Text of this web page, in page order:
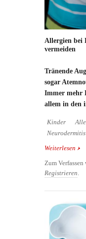
Allergien bei
vermeiden
Tränende
sogar
Immer mehr
allem in den
Kinder
Neurodermitis
Weiterlesen
Zum
Registrieren